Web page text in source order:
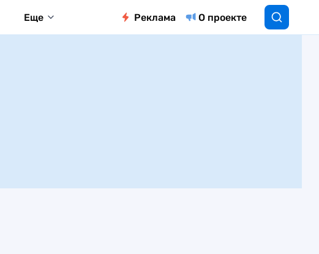
Еще Реклама О проекте